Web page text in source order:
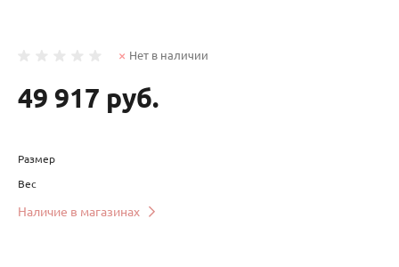
Нет в наличии
49 917 руб.
Размер
Вес
Наличие в магазинах